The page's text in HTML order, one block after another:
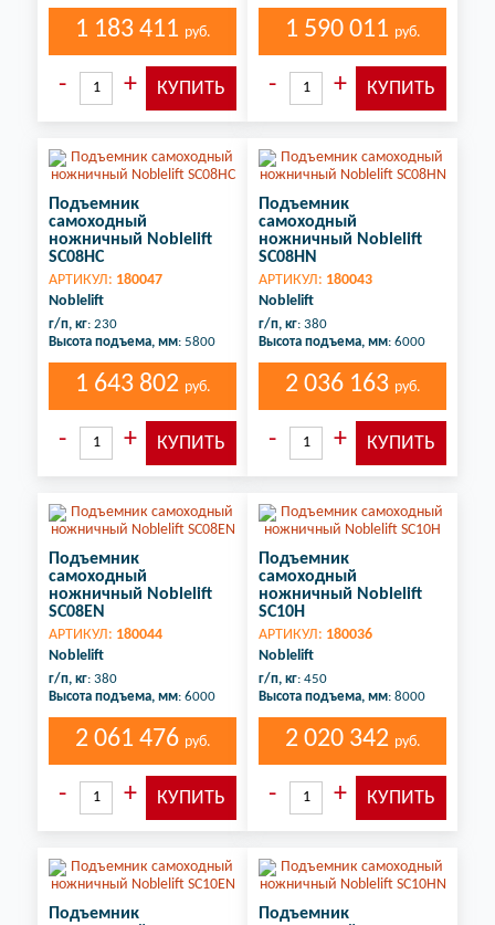
1 183 411 руб. 1 590 011 руб.
Подъемник
самоходный
ножничный Noblelift
SC08HC
АРТИКУЛ: 180047
Noblelift
г/п, кг: 230
Высота подъема, мм: 5800
1 643 802 руб.
Подъемник
самоходный
ножничный Noblelift
SC08HN
АРТИКУЛ: 180043
Noblelift
г/п, кг: 380
Высота подъема, мм: 6000
2 036 163 руб.
Подъемник
самоходный
ножничный Noblelift
SC08EN
АРТИКУЛ: 180044
Noblelift
г/п, кг: 380
Высота подъема, мм: 6000
2 061 476 руб.
Подъемник
самоходный
ножничный Noblelift
SC10H
АРТИКУЛ: 180036
Noblelift
г/п, кг: 450
Высота подъема, мм: 8000
2 020 342 руб.
Подъемник
Подъемник